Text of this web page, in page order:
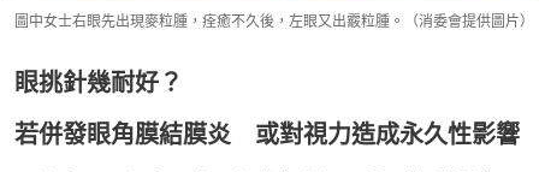
圖中女士右眼先出現麥粒腫，痊癒不久後，左眼又出霰粒腫。（消委會提供圖片）
眼挑針幾耐好？
若併發眼角膜結膜炎 或對視力造成永久性影響